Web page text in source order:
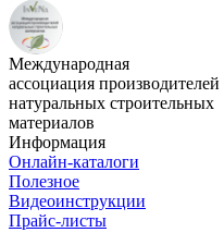
Международная
ассоциация производителей
натуральных строительных
материалов
Информация
Онлайн-каталоги
Полезное
Видеоинструкции
Прайс-листы